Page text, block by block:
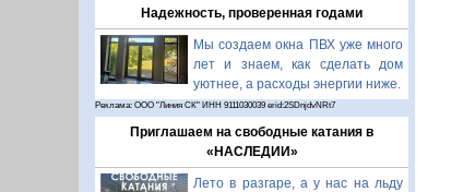
Надежность, проверенная годами
Мы создаем окна ПВХ уже много
лет и знаем, как сделать дом
уютнее, а расходы энергии ниже.
Реклама: ООО "Линия СК" ИНН 9111030039 erid:2SDnjdvNRt7
Приглашаем на свободные катания в
«НАСЛЕДИИ»
Лето в разгаре, а у нас на льду